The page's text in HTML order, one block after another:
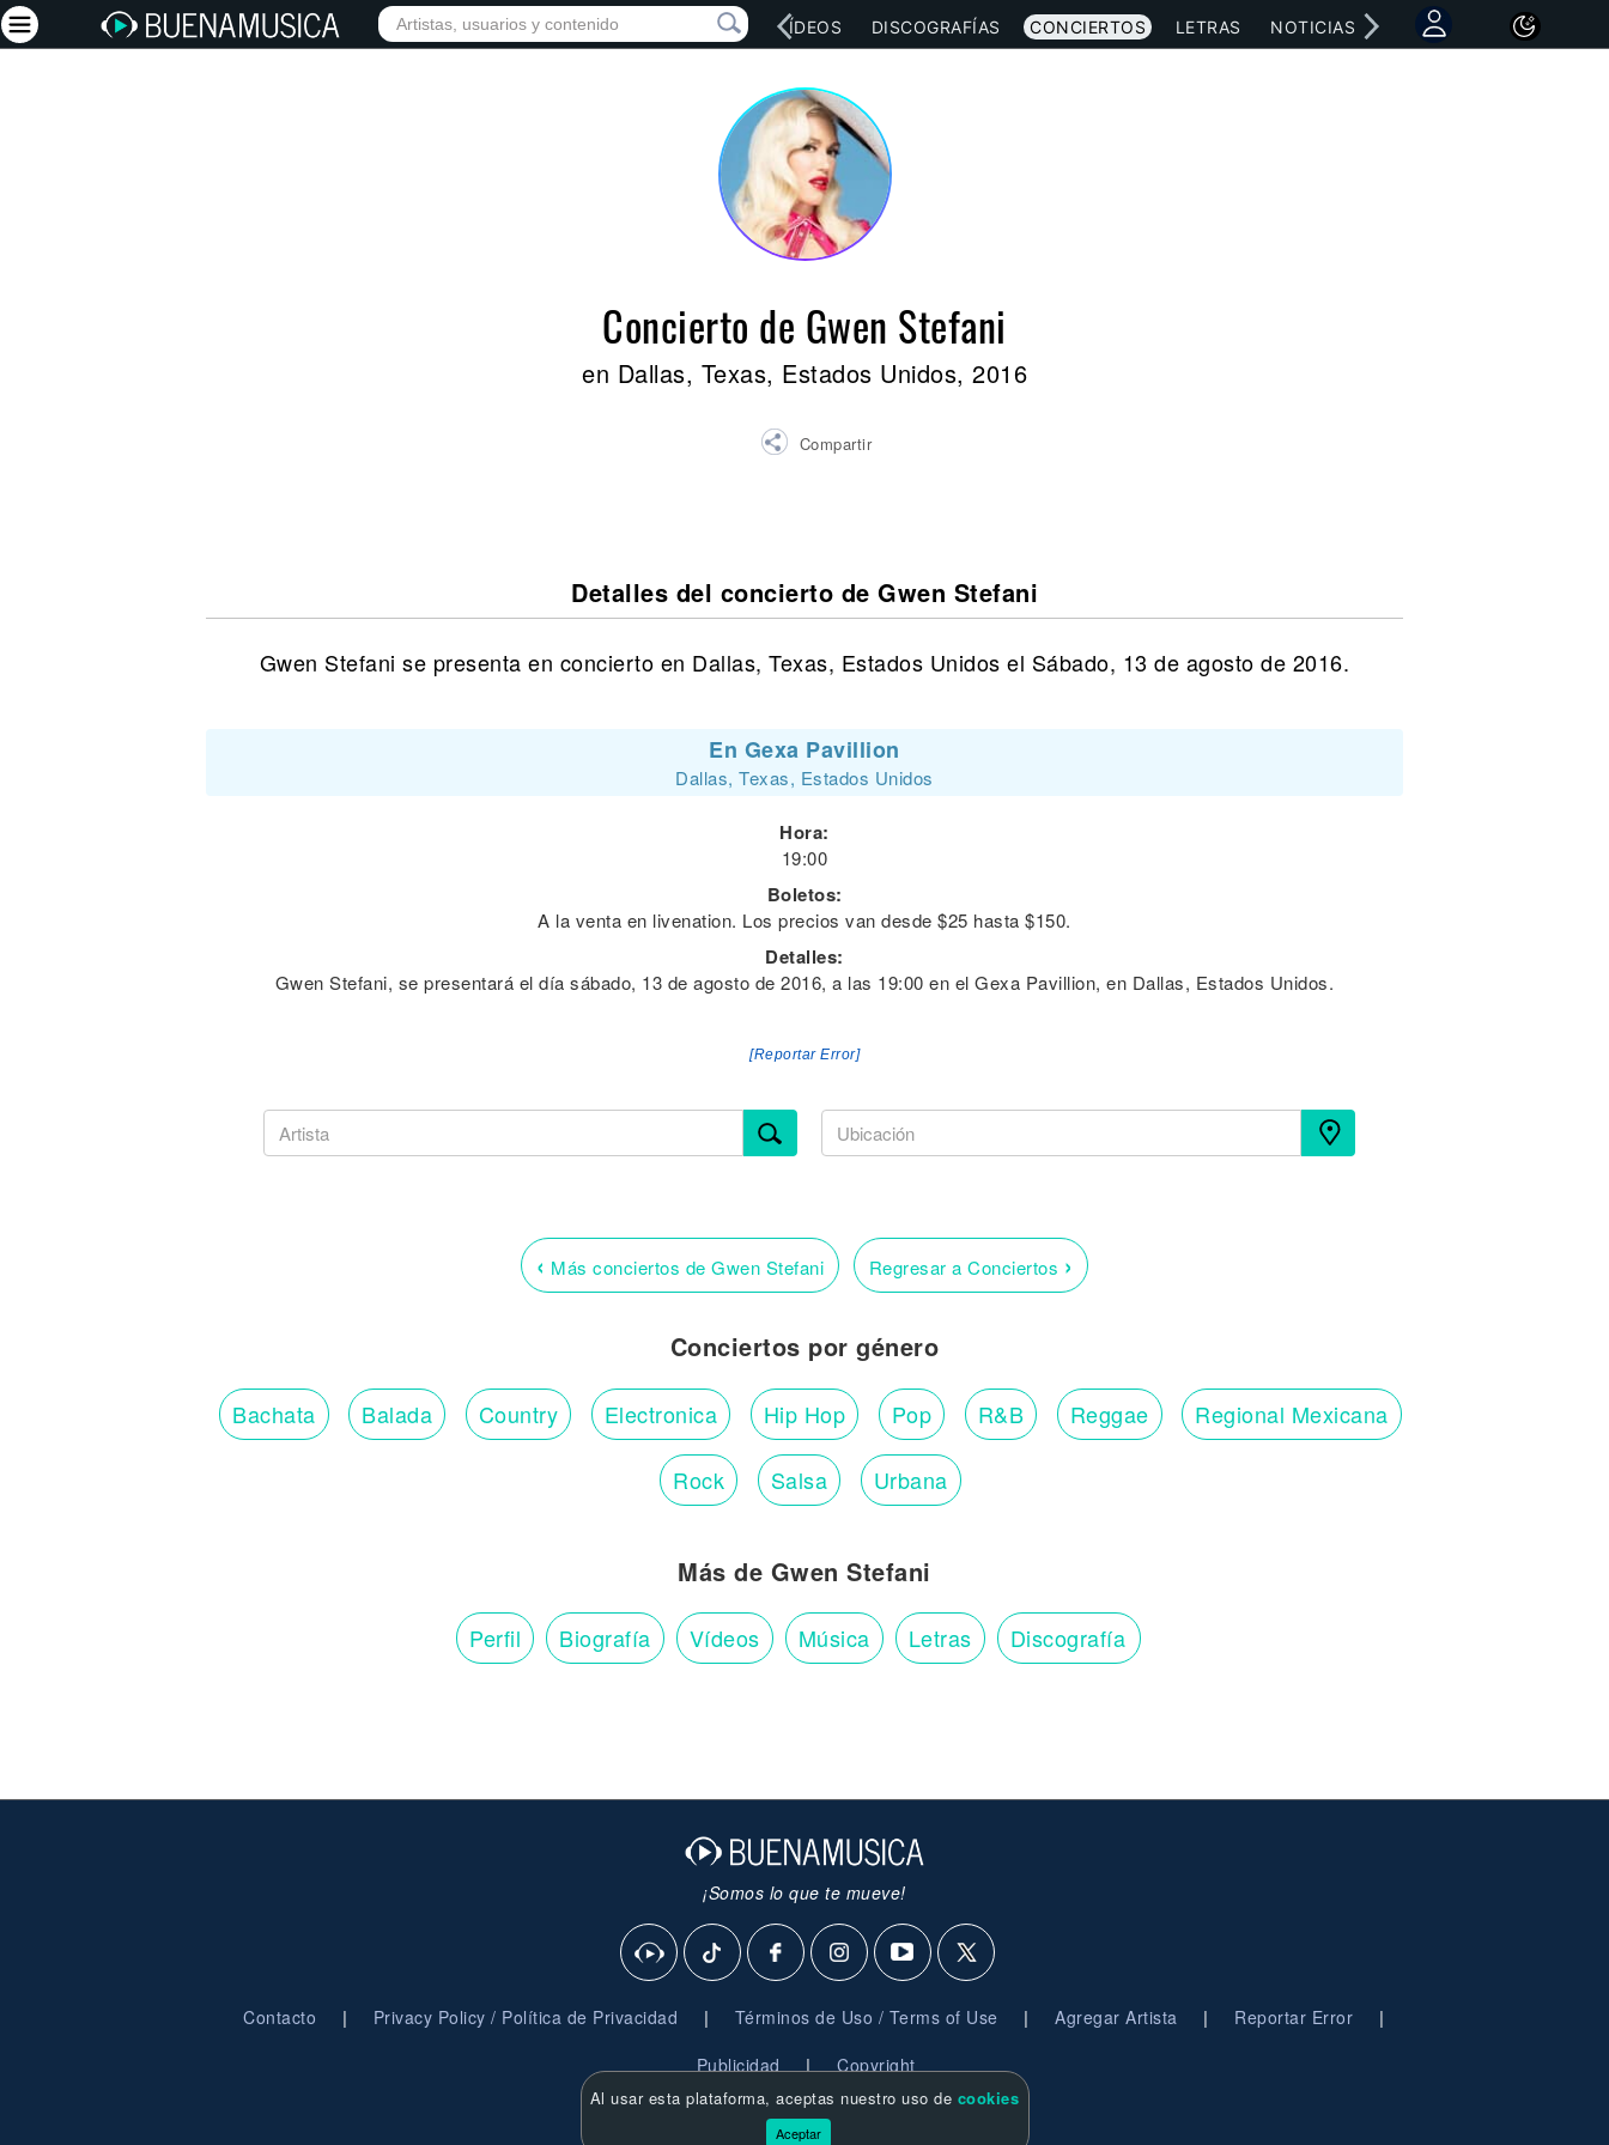
INICIO ARTISTAS RED SOCIAL MÚSICA VÍDEOS DISCOGRAFÍAS CONCIERTOS LETRAS NOTICIAS
Concierto de Gwen Stefani
en Dallas, Texas, Estados Unidos, 2016
Compartir
Detalles del concierto de Gwen Stefani
Gwen Stefani se presenta en concierto en Dallas, Texas, Estados Unidos el Sábado, 13 de agosto de 2016.
En Gexa Pavillion
Dallas, Texas, Estados Unidos
Hora:
19:00
Boletos:
A la venta en livenation. Los precios van desde $25 hasta $150.
Detalles:
Gwen Stefani, se presentará el día sábado, 13 de agosto de 2016, a las 19:00 en el Gexa Pavillion, en Dallas, Estados Unidos.
[Reportar Error]
‹ Más conciertos de Gwen Stefani Regresar a Conciertos ›
Conciertos por género
Bachata Balada Country Electronica Hip Hop Pop R&B Reggae Regional Mexicana
Rock Salsa Urbana
Más de Gwen Stefani
Perfil Biografía Vídeos Música Letras Discografía
¡Somos lo que te mueve!
Contacto | Privacy Policy / Política de Privacidad | Términos de Uso / Terms of Use | Agregar Artista | Reportar Error |
Publicidad | Copyright
© 2026 BuenaMusica.com - Derechos Reservados
Al usar esta plataforma, aceptas nuestro uso de cookies
Aceptar